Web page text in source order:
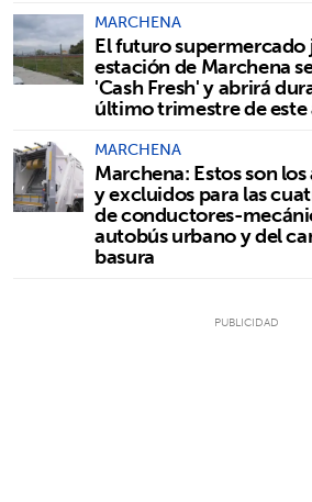
MARCHENA
El futuro supermercado
estación de Marchena
'Cash Fresh' y abrirá
último trimestre de
MARCHENA
Marchena: Estos son
y excluidos para las
de conductores-
autobús urbano y del
basura